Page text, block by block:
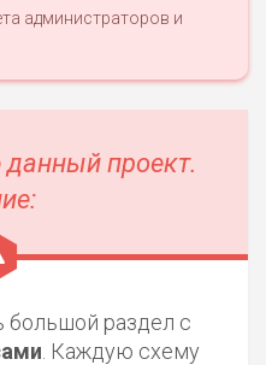
администраторов и
проект.
большой раздел с
. Каждую схему